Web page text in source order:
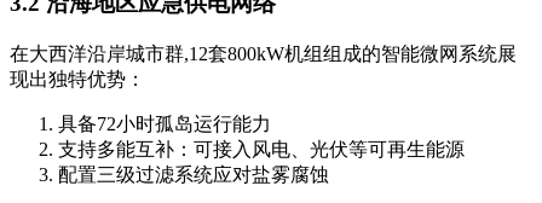
在大西洋沿岸城市群,12套800kW机组组成的智能微网系统展
现出独特优势：
具备72小时孤岛运行能力
支持多能互补：可接入风电、光伏等可再生能源
配置三级过滤系统应对盐雾腐蚀